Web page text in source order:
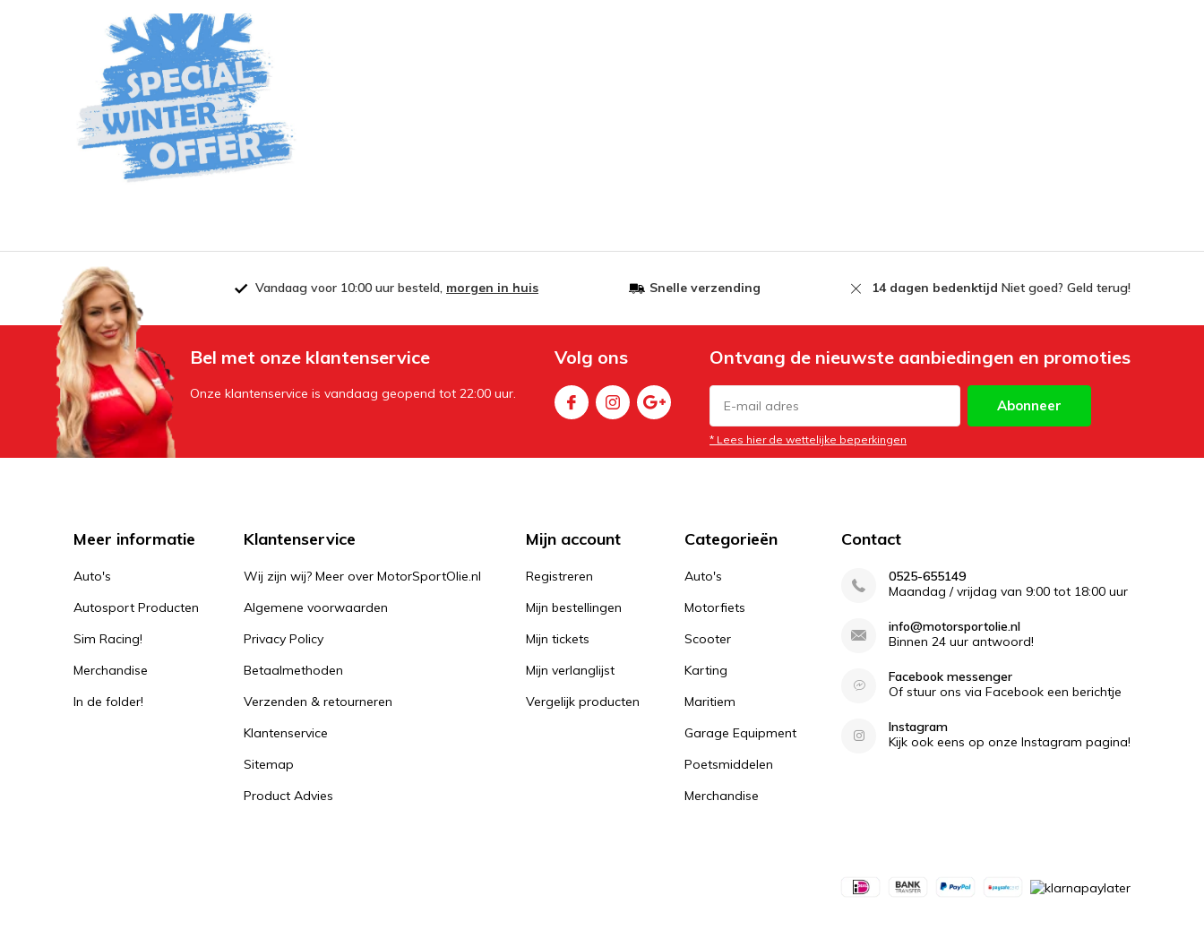
Vandaag voor 10:00 uur besteld, morgen in huis Snelle verzending 14 dagen bedenktijd Niet goed? Geld terug!
Bel met onze klantenservice
Onze klantenservice is vandaag geopend tot 22:00 uur.
Volg ons Ontvang de nieuwste aanbiedingen en promoties
Abonneer
* Lees hier de wettelijke beperkingen
Meer informatie
Auto's
Autosport Producten
Sim Racing!
Merchandise
In de folder!
Klantenservice
Wij zijn wij? Meer over MotorSportOlie.nl
Algemene voorwaarden
Privacy Policy
Betaalmethoden
Verzenden & retourneren
Klantenservice
Sitemap
Product Advies
Mijn account
Registreren
Mijn bestellingen
Mijn tickets
Mijn verlanglijst
Vergelijk producten
Categorieën
Auto's
Motorfiets
Scooter
Karting
Maritiem
Garage Equipment
Poetsmiddelen
Merchandise
Contact
0525-655149
Maandag / vrijdag van 9:00 tot 18:00 uur
info@motorsportolie.nl
Binnen 24 uur antwoord!
Facebook messenger
Of stuur ons via Facebook een berichtje
Instagram
Kijk ook eens op onze Instagram pagina!